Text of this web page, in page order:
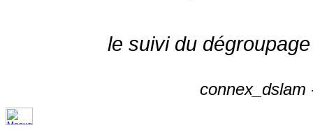
le suivi du
connex_dslam